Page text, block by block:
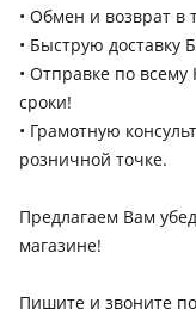
Hyundai Elantra
1990 - 1995 1
(J2/RD), 2000 - 2003
поколение
2010 - 2016 5
рестайлинг (MD/UD),
(CN7), 2018 - 2020 6
Hyundai Grandeur
1986 - 1992 L, 1992 -
рестайлинг, 2019 -
поколение, 2016 -
• Обмен и возврат в
• Быструю
• Отправкe по
сроки!
• Грамотную
розничной точке.
Предлагаем Вам
магазине!
Пишите и звоните